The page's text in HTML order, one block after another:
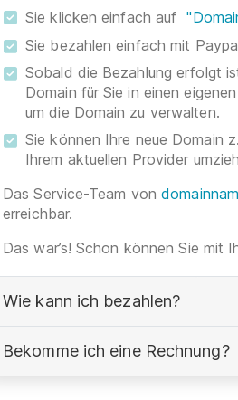
Sie klicken einfach auf
Sie bezahlen einfach mit
Sobald die Bezahlung erfolgt
Domain für Sie in einen
um die Domain zu verwalten.
Sie können Ihre neue Domain
Ihrem aktuellen Provider
Das Service-Team von
erreichbar.
Das war’s! Schon können Sie mit
Wie kann ich bezahlen?
Bekomme ich eine Rechnung?